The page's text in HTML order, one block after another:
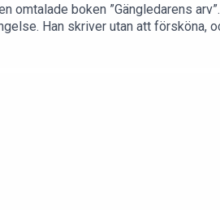
omtalade boken ”Gängledarens
Han skriver utan att försköna,
och identitet, om
för att bryta med ett liv där